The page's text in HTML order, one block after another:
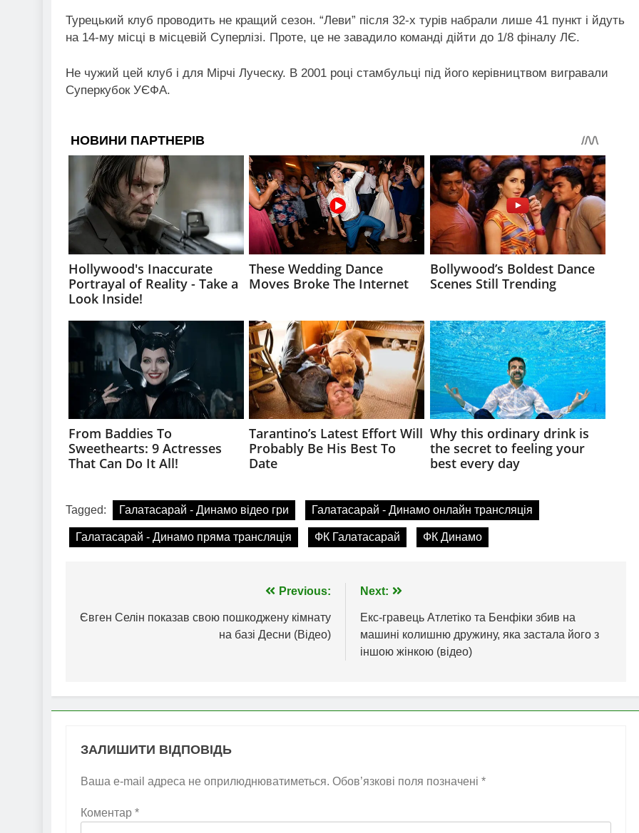
Турецький клуб проводить не кращий сезон. “Леви” після 32-х турів набрали лише 41 пункт і йдуть
на 14-му місці в місцевій Суперлізі. Проте, це не завадило команді дійти до 1/8 фіналу ЛЄ.
Не чужий цей клуб і для Мірчі Луческу. В 2001 році стамбульці під його керівництвом вигравали
Суперкубок УЄФА.
Tagged: Галатасарай - Динамо відео гри Галатасарай - Динамо онлайн трансляція
Галатасарай - Динамо пряма трансляція ФК Галатасарай ФК Динамо
записів
Previous:
Євген Селін показав свою пошкоджену кімнату
на базі Десни (Відео)
Next:
Екс-гравець Атлетіко та Бенфіки збив на
машині колишню дружину, яка застала його з
іншою жінкою (відео)
ЗАЛИШИТИ ВІДПОВІДЬ
Ваша e-mail адреса не оприлюднюватиметься. Обов’язкові поля позначені *
Коментар *